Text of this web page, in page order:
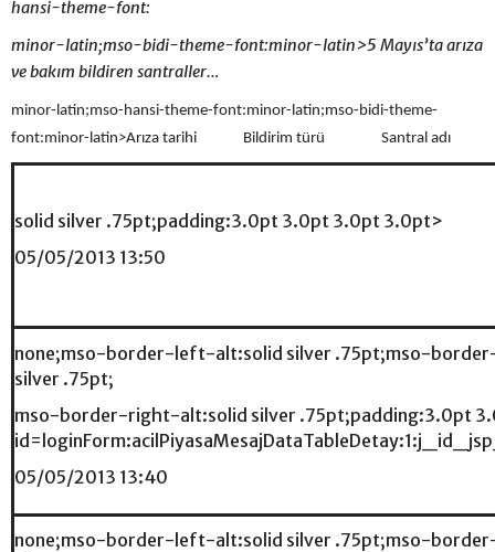
hansi-theme-font:
minor-latin;mso-bidi-theme-font:minor-latin>5 Mayıs’ta arıza
ve bakım bildiren santraller…
minor-latin;mso-hansi-theme-font:minor-latin;mso-bidi-theme-
font:minor-latin>Arıza tarihi Bildirim türü Santral adı
solid silver .75pt;padding:3.0pt 3.0pt 3.0pt 3.0pt>
05/05/2013 13:50
none;mso-border-left-alt:solid silver .75pt;mso-
silver .75pt;
mso-border-right-alt:solid silver .75pt;padding:3.0pt
05/05/2013 13:40
none;mso-border-left-alt:solid silver .75pt;mso-